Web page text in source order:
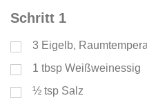
Schritt 1
3 Eigelb,
1 tbsp Weißweinessig
½ tsp Salz